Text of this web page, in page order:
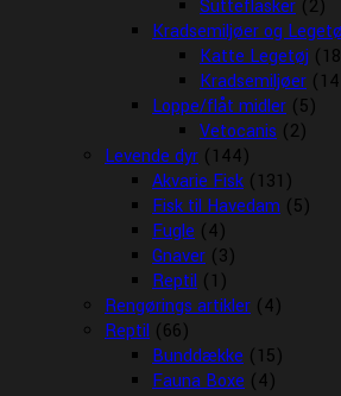
Sutteflasker (2)
Kradsemiljøer og
Katte Legetøj
Kradsemiljøer
Loppe/flåt midler (5)
Vetocanis (2)
Levende dyr (144)
Akvarie Fisk (131)
Fisk til Havedam (5)
Fugle (4)
Gnaver (3)
Reptil (1)
Rengørings artikler (4)
Reptil (66)
Bunddække (15)
Fauna Boxe (4)